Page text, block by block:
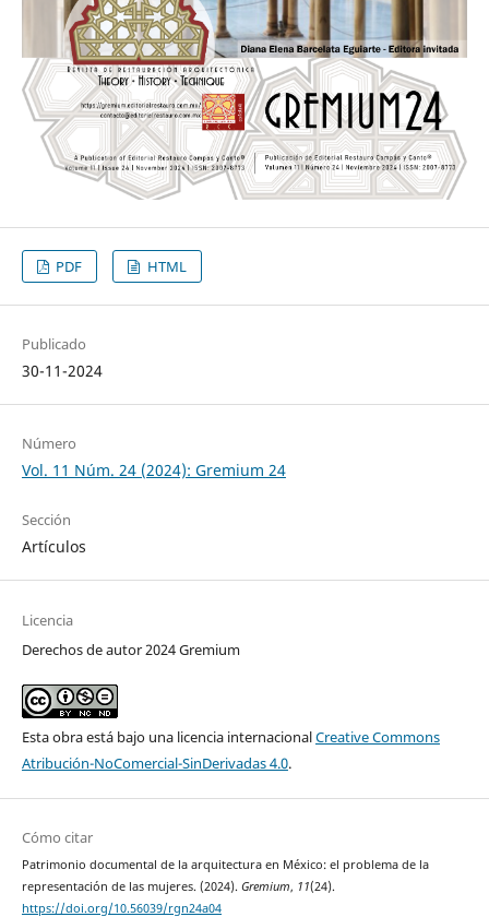
PDF HTML
Publicado
30-11-2024
Número
Vol. 11 Núm. 24 (2024): Gremium 24
Sección
Artículos
Licencia
Derechos de autor 2024 Gremium
Esta obra está bajo una licencia internacionalCreative Commons
Atribución-NoComercial-SinDerivadas 4.0.
Cómo citar
Patrimonio documental de la arquitectura en México: el problema de la
representación de las mujeres. (2024). Gremium, 11(24).
https://doi.org/10.56039/rgn24a04